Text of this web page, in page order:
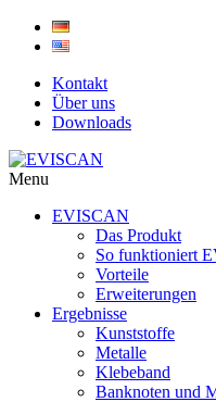
Skip
Kontakt
Über uns
Downloads
Menu
EVISCAN
Das Produkt
So funktioniert
Vorteile
Erweiterungen
Ergebnisse
Kunststoffe
Metalle
Klebeband
Banknoten und